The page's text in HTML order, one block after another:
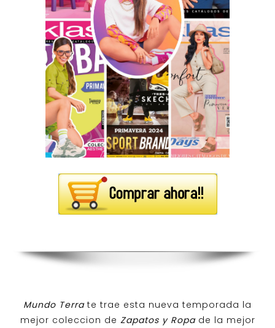
Mundo Terra te trae esta nueva temporada la
mejor coleccion de Zapatos y Ropa de la mejor